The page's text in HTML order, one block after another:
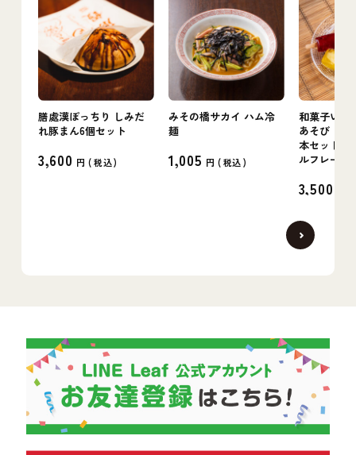
膳處漢ぽっちり しみだ
れ豚まん6個セット
3,600 円 (税込)
みその橋サカイ ハム冷
麺
1,005 円 (税込)
和菓子いけ
あそび（葛
本セット〜
ルフレーバ
3,500